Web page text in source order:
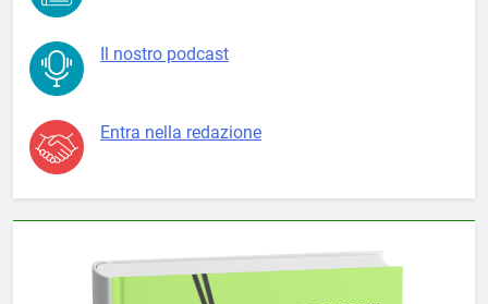
Il nostro podcast
Entra nella redazione